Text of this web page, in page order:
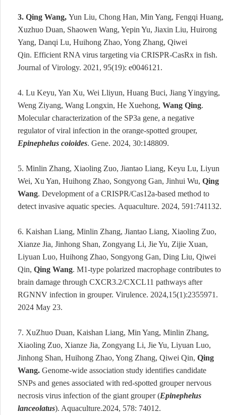
3. Qing Wang, Yun Liu, Chong Han, Min Yang, Fengqi Huang,
Xuzhuo Duan, Shaowen Wang, Yepin Yu, Jiaxin Liu, Huirong
Yang, Danqi Lu, Huihong Zhao, Yong Zhang, Qiwei
Qin. Efficient RNA virus targeting via CRISPR-CasRx in fish.
Journal of Virology. 2021, 95(19): e0046121.
4. Lu Keyu, Yan Xu, Wei Lliyun, Huang Buci, Jiang Yingying,
Weng Ziyang, Wang Longxin, He Xuehong, Wang Qing.
Molecular characterization of the SP3a gene, a negative
regulator of viral infection in the orange-spotted grouper,
Epinephelus coioides. Gene. 2024, 30:148809.
5. Minlin Zhang, Xiaoling Zuo, Jiantao Liang, Keyu Lu, Liyun
Wei, Xu Yan, Huihong Zhao, Songyong Gan, Jinhui Wu, Qing
Wang. Development of a CRISPR/Cas12a-based method to
detect invasive aquatic species. Aquaculture. 2024, 591:741132.
6. Kaishan Liang, Minlin Zhang, Jiantao Liang, Xiaoling Zuo,
Xianze Jia, Jinhong Shan, Zongyang Li, Jie Yu, Zijie Xuan,
Liyuan Luo, Huihong Zhao, Songyong Gan, Ding Liu, Qiwei
Qin, Qing Wang. M1-type polarized macrophage contributes to
brain damage through CXCR3.2/CXCL11 pathways after
RGNNV infection in grouper. Virulence. 2024,15(1):2355971.
2024 May 23.
7. XuZhuo Duan, Kaishan Liang, Min Yang, Minlin Zhang,
Xiaoling Zuo, Xianze Jia, Zongyang Li, Jie Yu, Liyuan Luo,
Jinhong Shan, Huihong Zhao, Yong Zhang, Qiwei Qin, Qing
Wang. Genome-wide association study identifies candidate
SNPs and genes associated with red-spotted grouper nervous
necrosis virus infection of the giant grouper (Epinephelus
lanceolatus). Aquaculture.2024, 578: 74012.